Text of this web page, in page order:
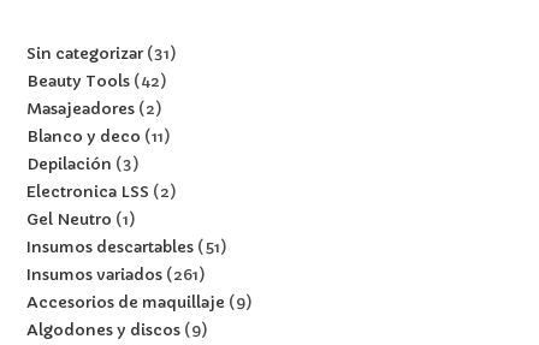
Sin categorizar 31
Beauty Tools 42
Masajeadores 2
Blanco y deco
11
Depilación
3
Electronica LSS
2
Gel Neutro
1
Insumos descartables 51
Insumos variados 261
Accesorios de maquillaje
9
Algodones y discos 9